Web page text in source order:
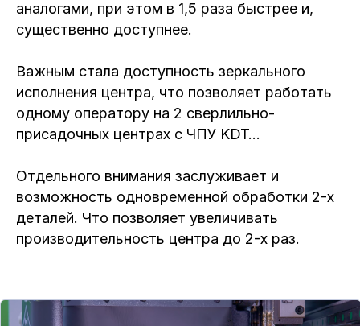
аналогами, при этом в 1,5 раза быстрее и,
существенно доступнее.
Важным стала доступность зеркального
исполнения центра, что позволяет работать
одному оператору на 2 сверлильно-
присадочных центрах c ЧПУ KDT…
Отдельного внимания заслуживает и
возможность одновременной обработки 2-х
деталей. Что позволяет увеличивать
производительность центра до 2-х раз.